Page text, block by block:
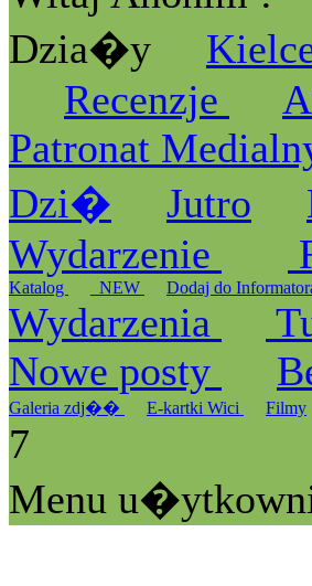
Dzia�y
Recenzje
Patronat
Dzi�
Jutro
Wydarzenie
Katalog _NEW Dodaj do
Wydarzenia
Nowe posty
Galeria zdj�� E-kartki Wici Filmy
7
Menu